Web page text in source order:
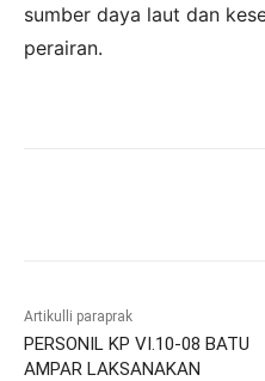
sumber daya laut dan
perairan.
Artikulli paraprak
PERSONIL KP VI.10-08 BATU
AMPAR LAKSANAKAN